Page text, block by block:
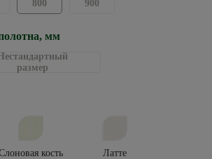
800 900
мм
Нестандартный
размер
кость Латте